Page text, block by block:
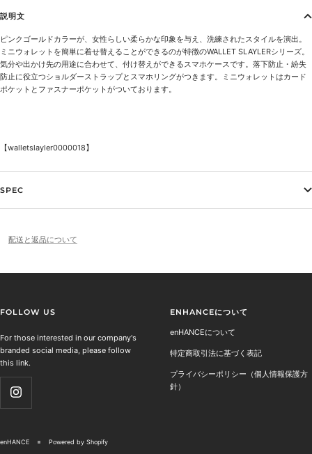
説明文
ピンクゴールドカラーが、女性らしい柔らかな印象を与え、洗練されたスタイルを演出。
ミニウォレットを簡単に着せ替えることができるのが特徴のWALLET SLAYLERシリーズ。
気分や出かけ先の用途に合わせて、付け替えができるスマホケースです。落下防止・紛失
防止に役立つショルダーストラップとスマホリングがつきます。ミニウォレットはカード
ポケットとファスナーポケットがついております。
【walletslayler0000018】
SPEC
配送と返品について
FOLLOW US
For those interested in our company's
branded social media, please follow
this link.
ENHANCEについて
enHANCEについて
特定商取引法に基づく表記
プライバシーポリシー（個人情報保護方
針）
enHANCE Powered by Shopify